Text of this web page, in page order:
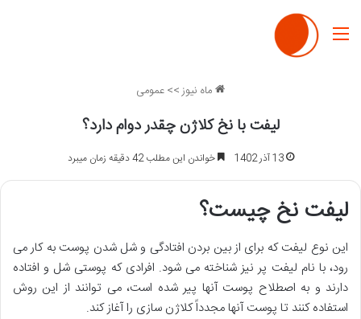
منو
ماه نیوز>>عمومی
لیفت با نخ کلاژن چقدر دوام دارد؟
13 آذر 1402 خواندن این مطلب 42 دقیقه زمان میبرد
لیفت نخ چیست؟
این نوع لیفت که برای از بین بردن افتادگی و شل شدن پوست به کار می
رود، با نام لیفت پر نیز شناخته می شود. افرادی که پوستی شل و افتاده
دارند و به اصطلاح پوست آنها پیر شده است، می توانند از این روش
استفاده کنند تا پوست آنها مجدداً کلاژن سازی را آغاز کند.